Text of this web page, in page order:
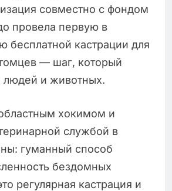
совместно с фондом
провела первую в
бесплатной кастрации для
— шаг, который
людей и животных.
хокимом и
службой в
гуманный способ
бездомных
регулярная кастрация и